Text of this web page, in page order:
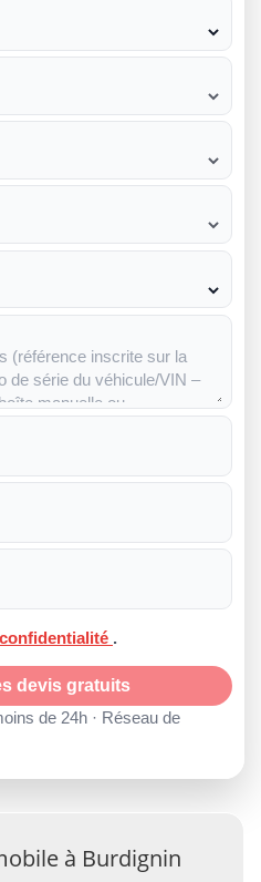
.
devis gratuits
de 24h · Réseau de
à Burdignin